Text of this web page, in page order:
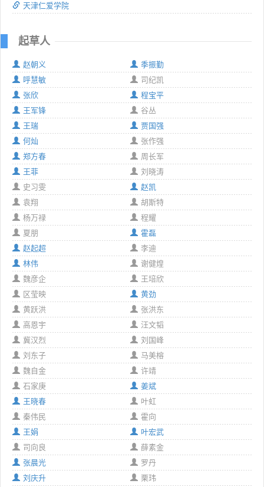
天津仁爱学院
起草人
赵朝义
季振勤
呼慧敏
司纪凯
张欣
程宝平
王军锋
谷丛
王瑞
贾国强
何灿
张作强
郑方春
周长军
王菲
刘晓涛
史习雯
赵凯
袁翔
胡斯特
杨万禄
程耀
夏朋
霍磊
赵起超
李迪
林伟
谢健煌
魏彦企
王培欣
区莹映
黄劲
黄跃洪
张洪东
高恩宇
汪文韬
冀汉烈
刘国峰
刘东子
马美榕
魏自金
许靖
石家庚
姜斌
王晓春
叶虹
秦伟民
霍向
王娟
叶宏武
司向良
薛素金
张晨光
罗丹
刘庆升
栗玮